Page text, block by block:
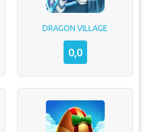
DRAGON VILLAGE
0,0